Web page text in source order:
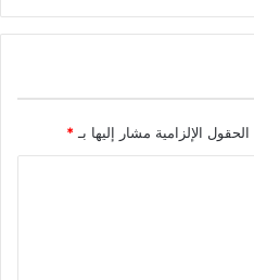
الحقول الإلزامية مشار إليها بـ *